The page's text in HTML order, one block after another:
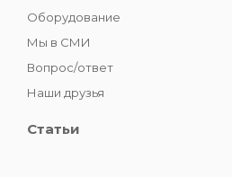
Оборудование
Мы в СМИ
Вопрос/ответ
Наши друзья
Статьи